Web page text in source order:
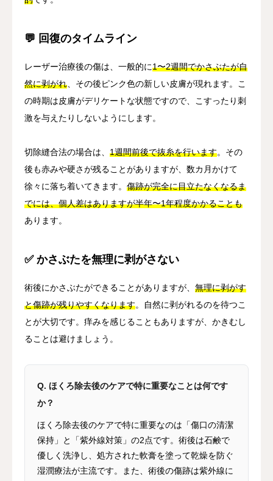
💬 回復のタイムライン
レーザー治療後の傷は、一般的に1〜2週間でかさぶたが自
然に剥がれ 、その後ピンク色の新しい皮膚が現れます。こ
の時期は皮膚がデリケートな状態ですので、こすったり刺
激を与えたりしないようにします。
切除縫合法の場合は、 1週間前後で抜糸を行います。その
後も赤みや硬さが残ることがありますが、数カ月かけて
徐々に落ち着いてきます。 傷跡が完全に目立たなくなるま
でには、個人差はありますが半年〜1年程度かかることも
あります。
✅ かさぶたを無理に剥がさない
術後にかさぶたができることがありますが、 無理に剥がす
と傷跡が残りやすくなります。自然に剥がれるのを待つこ
とが大切です。痒みを感じることもありますが、かきむし
ることは避けましょう。
Q. ほくろ除去後のケアで特に重要なことは何です
か？
ほくろ除去後のケアで特に重要なのは「傷口の清潔
保持」と「紫外線対策」の2点です。術後は石鹸で
優しく洗浄し、処方された軟膏を塗って乾燥を防ぐ
湿潤療法が主流です。また、術後の傷跡は紫外線に